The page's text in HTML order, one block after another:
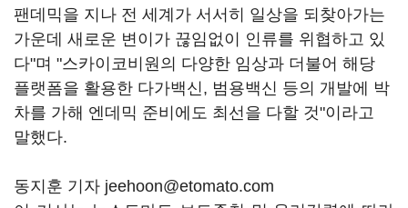
팬데믹을 지나 전 세계가 서서히 일상을 되찾아가는
가운데 새로운 변이가 끊임없이 인류를 위협하고 있
다"며 "스카이코비원의 다양한 임상과 더불어 해당
플랫폼을 활용한 다가백신, 범용백신 등의 개발에 박
차를 가해 엔데믹 준비에도 최선을 다할 것"이라고
말했다.
동지훈 기자 jeehoon@etomato.com